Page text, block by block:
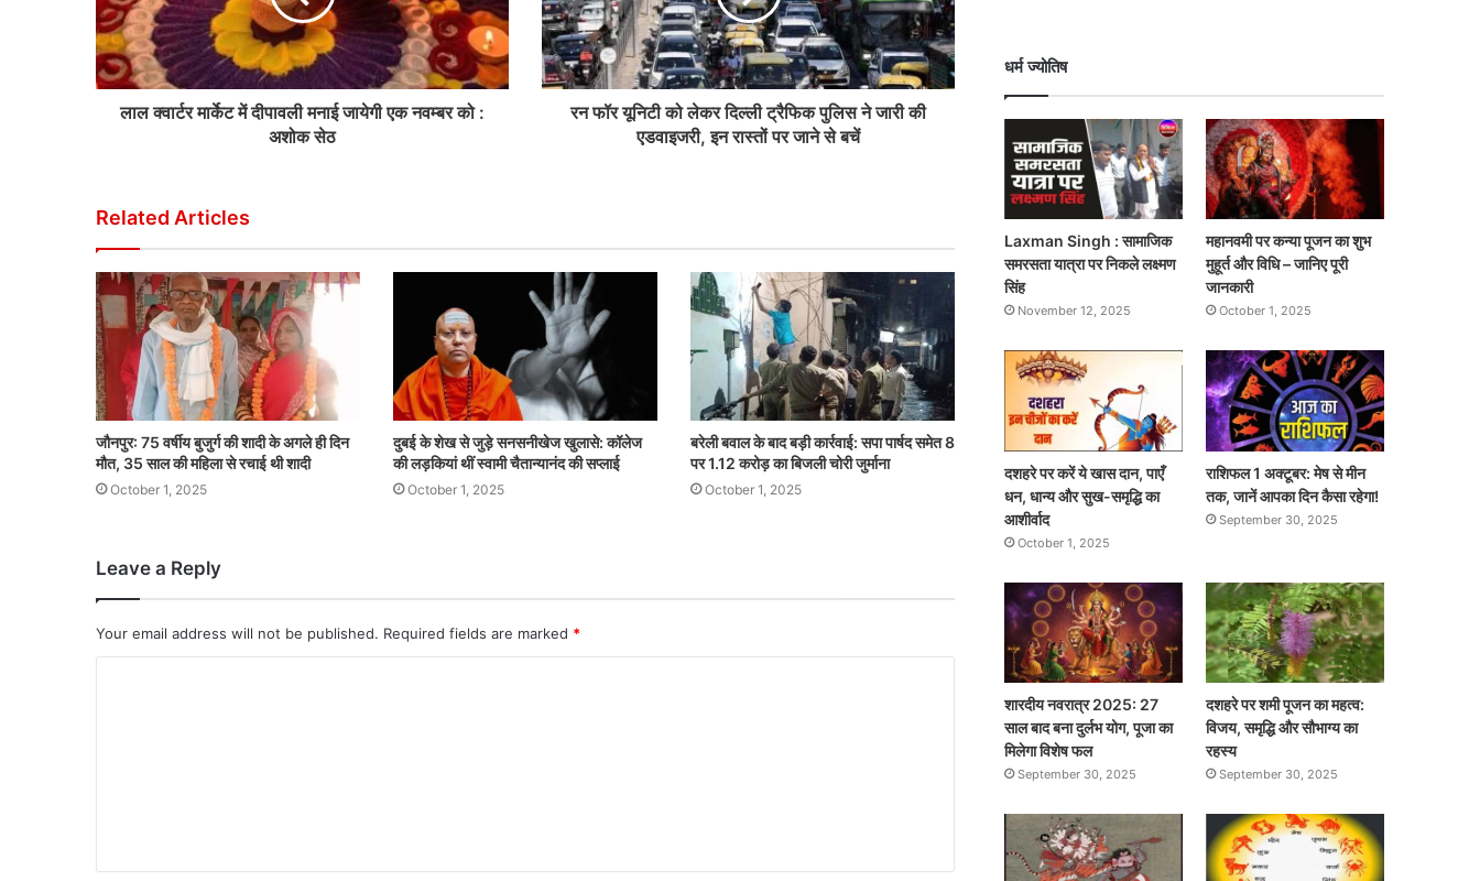
लाल क्वार्टर मार्केट में दीपावली मनाई जायेगी एक नवम्बर को :
अशोक सेठ
रन फॉर यूनिटी को लेकर दिल्ली ट्रैफिक पुलिस ने जारी की
एडवाइजरी, इन रास्तों पर जाने से बचें
Related Articles
जौनपुर: 75 वर्षीय बुजुर्ग की शादी के अगले ही दिन
मौत, 35 साल की महिला से रचाई थी शादी
October 1, 2025
दुबई के शेख से जुड़े सनसनीखेज खुलासे: कॉलेज
की लड़कियां थीं स्वामी चैतान्यानंद की सप्लाई
October 1, 2025
बरेली बवाल के बाद बड़ी कार्रवाई: सपा पार्षद समेत 8
पर 1.12 करोड़ का बिजली चोरी जुर्माना
October 1, 2025
Leave a Reply
Your email address will not be published. Required fields are marked *
धर्म ज्योतिष
Laxman Singh : सामाजिक
समरसता यात्रा पर निकले लक्ष्मण
सिंह
November 12, 2025
महानवमी पर कन्या पूजन का शुभ
मुहूर्त और विधि – जानिए पूरी
जानकारी
October 1, 2025
दशहरे पर करें ये खास दान, पाएँ
धन, धान्य और सुख-समृद्धि का
आशीर्वाद
October 1, 2025
राशिफल 1 अक्टूबर: मेष से मीन
तक, जानें आपका दिन कैसा रहेगा!
September 30, 2025
शारदीय नवरात्र 2025: 27
साल बाद बना दुर्लभ योग, पूजा का
मिलेगा विशेष फल
September 30, 2025
दशहरे पर शमी पूजन का महत्व:
विजय, समृद्धि और सौभाग्य का
रहस्य
September 30, 2025